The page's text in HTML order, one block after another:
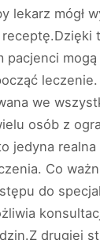
lekarz mógł
pacjenci
we
osób z
jedyna realna
Co
do
drugiej